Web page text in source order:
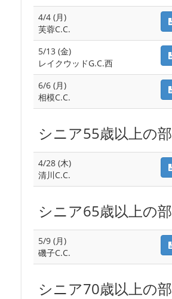
4/4 (月)
芙蓉C.C.
5/13 (金)
レイクウッドG.C.西
6/6 (月)
相模C.C.
シニア55歳以上の部
4/28 (木)
清川C.C.
シニア65歳以上の部
5/9 (月)
磯子C.C.
シニア70歳以上の部